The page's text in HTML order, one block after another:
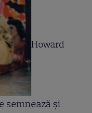
Howard
semnează şi